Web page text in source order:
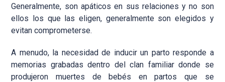
Generalmente, son apáticos en sus relaciones y no son
ellos los que las eligen, generalmente son elegidos y
evitan comprometerse.
A menudo, la necesidad de inducir un parto responde a
memorias grabadas dentro del clan familiar donde se
produjeron muertes de bebés en partos que se